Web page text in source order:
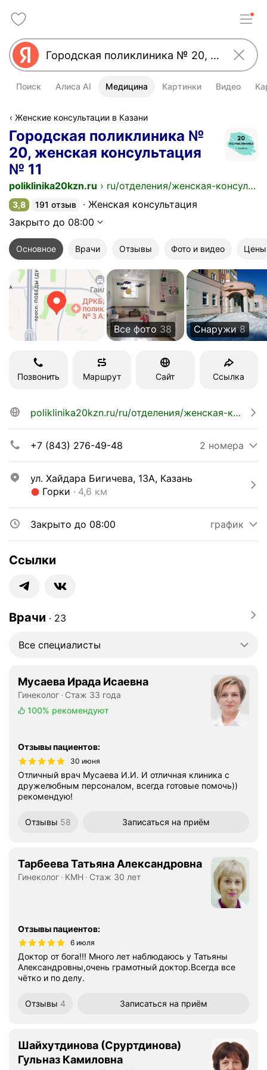
Поиск Алиса AI Медицина Картинки Видео
Женские консультации в Казани
Городская поликлиника №
20, женская консультация
№ 11
poliklinika20kzn.ru › ru/отделения/женская-консультация-№11
Рейтинг 3,8 из 5
3,8 191 отзыв
Женская консультация
Закрыто до 08:00
Основное Врачи Отзывы Фото и видео Цены
Все фото 38 Снаружи8
Позвонить Маршрут Сайт Ссылка
poliklinika20kzn.ru/ru/отделения/женская-консультация-№11
+7 (843) 276-49-48 2 номера
ул. Хайдара Бигичева, 13А, Казань
Метро Горки Расстояние 4,6 км
Горки 4,6 км
Закрыто до 08:00 график
Ссылки
Врачи ∙ 23
Все специалисты
Мусаева Ирада Исаевна
Гинеколог
Стаж 33 года
100% рекомендуют
Отзывы пациентов:
30 июня
Отличный врач Мусаева И.И. И отличная клиника с
дружелюбным персоналом, всегда готовые помочь))
рекомендую!
Отзывы 58 Записаться на приём
Тарбеева Татьяна Александровна
Гинеколог КМН Стаж 30 лет
Отзывы пациентов:
6 июля
Доктор от бога!!! Много лет наблюдаюсь у Татьяны
Александровны,очень грамотный доктор.Всегда все
чётко и по делу.
Отзывы 4 Записаться на приём
Шайхутдинова (Сруртдинова)
Гульназ Камиловна